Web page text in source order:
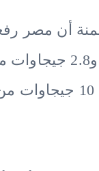
3 جيجاوات من
تستهدف تصدير ما